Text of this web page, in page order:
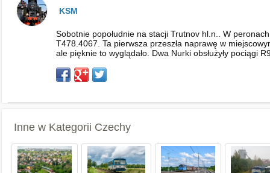
KSM
Sobotnie popołudnie na stacji Trutnov hl.n.. W
T478.4067. Ta pierwsza przeszła naprawę w
ale pięknie to wyglądało. Dwa Nurki obsłużyły pociągi
Inne w Kategorii Czechy